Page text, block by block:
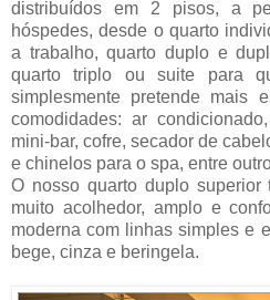
distribuídos em 2 pisos, a
hóspedes, desde o quarto
a trabalho, quarto duplo e
quarto triplo ou suite para
simplesmente pretende mais
comodidades: ar
mini-bar, cofre, secador de
e chinelos para o spa, entre
O nosso quarto duplo
muito acolhedor, amplo e
moderna com linhas simples e
bege, cinza e beringela.